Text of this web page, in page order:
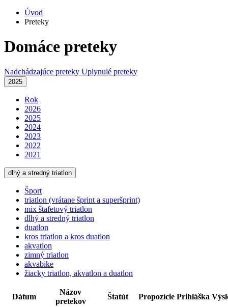
Úvod
Preteky
Domáce preteky
Nadchádzajúce preteky Uplynulé preteky
2025
Rok
2026
2025
2024
2023
2022
2021
dlhý a stredný triatlon
Šport
triatlon (vrátane šprint a superšprint)
mix štafetový triatlon
dlhý a stredný triatlon
duatlon
kros triatlon a kros duatlon
akvatlon
zimný triatlon
akvabike
žiacky triatlon, akvatlon a duatlon
Dátum
Názov
pretekov
Štatút Propozície Prihláška